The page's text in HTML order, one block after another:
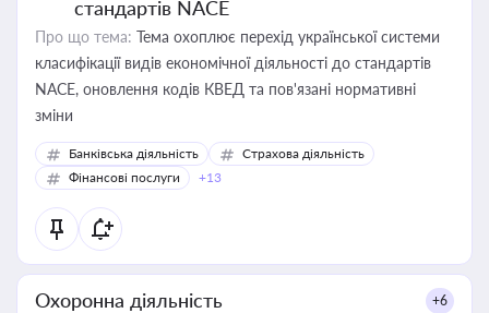
стандартів NACE
Про що тема: Тема охоплює перехід української системи
класифікації видів економічної діяльності до стандартів
NACE, оновлення кодів КВЕД та пов'язані нормативні
зміни
Банківська діяльність
Страхова діяльність
Фінансові послуги
+13
Охоронна діяльність +6